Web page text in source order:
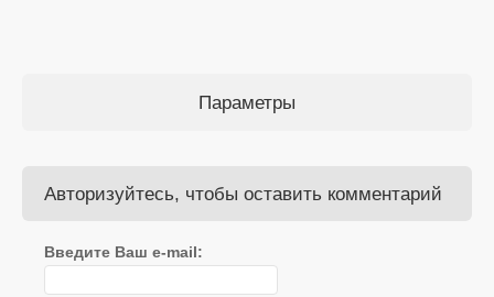
Параметры
Авторизуйтесь, чтобы оставить комментарий
Введите Ваш e-mail: